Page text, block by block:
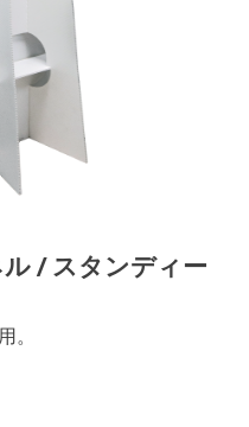
/ スタンディー
。